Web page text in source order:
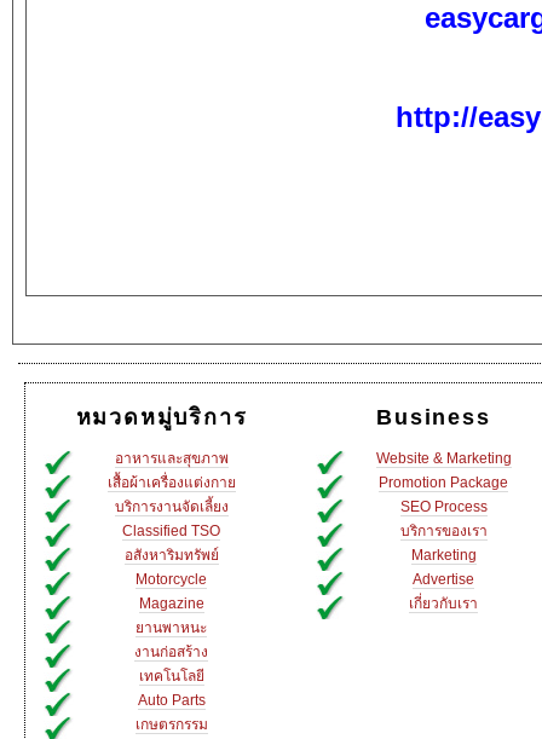
http://
หมวดหมู่บริการ
อาหารและสุขภาพ
เสื้อผ้าเครื่องแต่งกาย
บริการงานจัดเลี้ยง
Classified TSO
อสังหาริมทรัพย์
Motorcycle
Magazine
ยานพาหนะ
งานก่อสร้าง
เทคโนโลยี
Auto Parts
เกษตรกรรม
Business
Website & Marketing
Promotion Package
SEO Process
บริการของเรา
Marketing
Advertise
เกี่ยวกับเรา